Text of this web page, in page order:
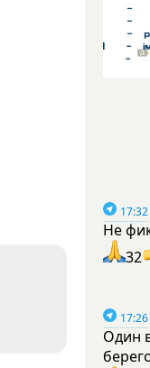
17:32
Не
32
17:26
Один